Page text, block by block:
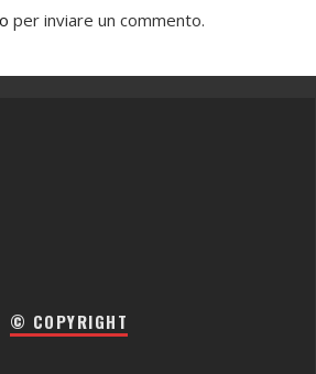
per inviare un commento.
© COPYRIGHT